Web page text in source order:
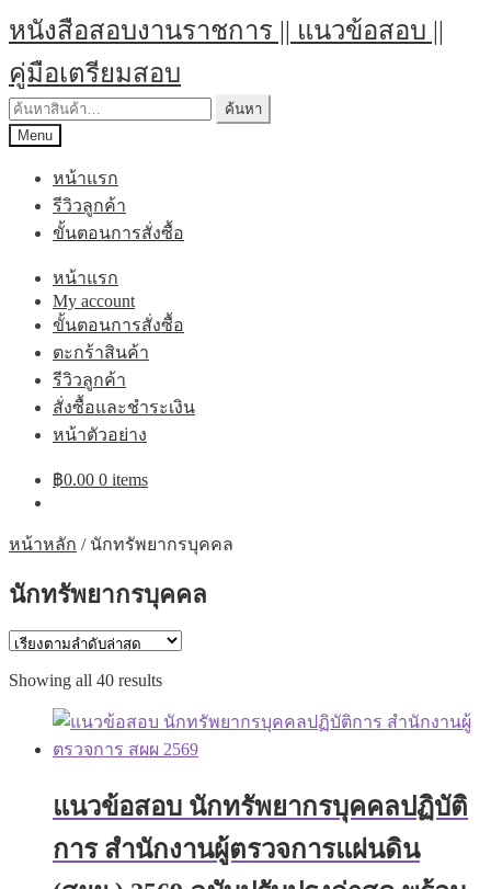
Skip
to
navigation
Skip
to
content
หนังสือสอบงานราชการ || แนวข้อสอบ ||
คู่มือเตรียมสอบ
ค้นหา:
ค้นหา
Menu
หน้าแรก
รีวิวลูกค้า
ขั้นตอนการสั่งซื้อ
หน้าแรก
My account
ขั้นตอนการสั่งซื้อ
ตะกร้าสินค้า
รีวิวลูกค้า
สั่งซื้อและชำระเงิน
หน้าตัวอย่าง
฿0.00 0 items
หน้าหลัก / นักทรัพยากรบุคคล
นักทรัพยากรบุคคล
Showing all 40 resultsSorted
latest
แนวข้อสอบ นักทรัพยากรบุคคลปฏิบัติ
การ สำนักงานผู้ตรวจการแผ่นดิน